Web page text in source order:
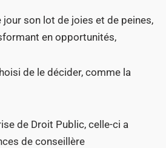
jour son lot de joies et de peines,
en opportunités,
de le décider, comme la
de Droit Public, celle-ci a
de conseillère